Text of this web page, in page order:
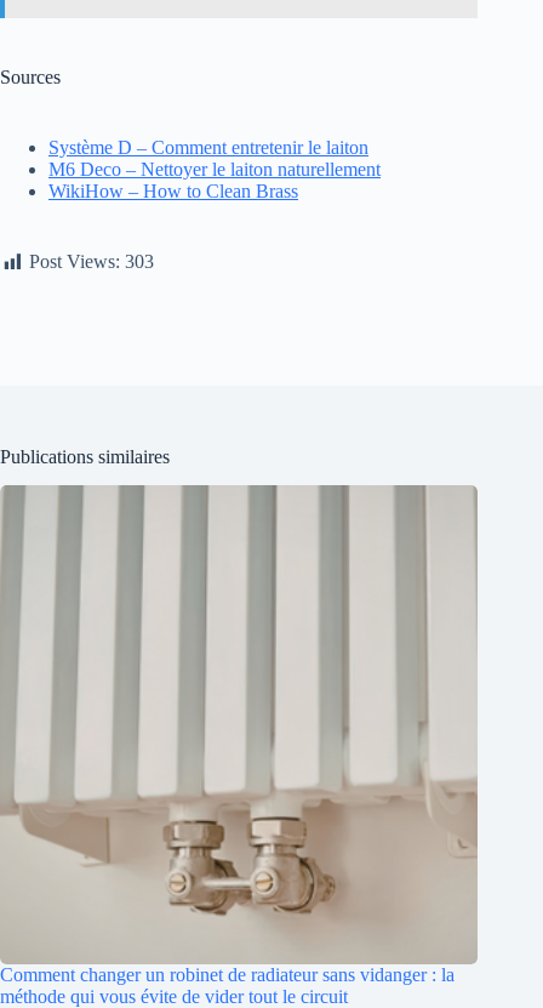
Sources
Système D – Comment entretenir le laiton
M6 Deco – Nettoyer le laiton naturellement
WikiHow – How to Clean Brass
Post Views: 303
Publications similaires
Comment changer un robinet de radiateur sans vidanger : la
méthode qui vous évite de vider tout le circuit